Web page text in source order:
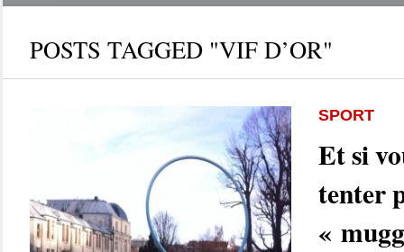
POSTS TAGGED "VIF D’OR"
SPORT
Et si
tenter
«